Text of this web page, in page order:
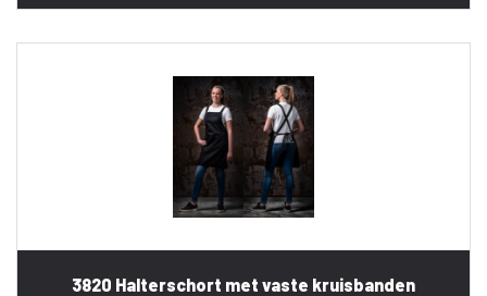
3820 Halterschort met vaste kruisbanden